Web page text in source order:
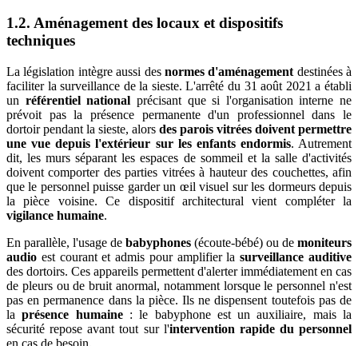
1.2. Aménagement des locaux et dispositifs
techniques
La législation intègre aussi des normes d'aménagement destinées à
faciliter la surveillance de la sieste. L'arrêté du 31 août 2021 a établi
un référentiel national précisant que si l'organisation interne ne
prévoit pas la présence permanente d'un professionnel dans le
dortoir pendant la sieste, alors des parois vitrées doivent permettre
une vue depuis l'extérieur sur les enfants endormis. Autrement
dit, les murs séparant les espaces de sommeil et la salle d'activités
doivent comporter des parties vitrées à hauteur des couchettes, afin
que le personnel puisse garder un œil visuel sur les dormeurs depuis
la pièce voisine. Ce dispositif architectural vient compléter la
vigilance humaine.
En parallèle, l'usage de babyphones (écoute-bébé) ou de moniteurs
audio est courant et admis pour amplifier lasurveillance auditive
des dortoirs. Ces appareils permettent d'alerter immédiatement en cas
de pleurs ou de bruit anormal, notamment lorsque le personnel n'est
pas en permanence dans la pièce. Ils ne dispensent toutefois pas de
laprésence humaine: le babyphone est un auxiliaire, mais la
sécurité repose avant tout sur l'intervention rapide du personnel
en cas de besoin.